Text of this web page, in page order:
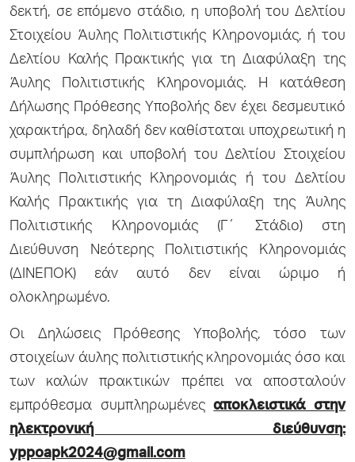
δεκτή, σε επόμενο στάδιο, η υποβολή του Δελτίου
Στοιχείου Άυλης Πολιτιστικής Κληρονομιάς, ή του
Δελτίου Καλής Πρακτικής για τη Διαφύλαξη της
Άυλης Πολιτιστικής Κληρονομιάς. Η κατάθεση
Δήλωσης Πρόθεσης Υποβολής δεν έχει δεσμευτικό
χαρακτήρα, δηλαδή δεν καθίσταται υποχρεωτική η
συμπλήρωση και υποβολή του Δελτίου Στοιχείου
Άυλης Πολιτιστικής Κληρονομιάς ή του Δελτίου
Καλής Πρακτικής για τη Διαφύλαξη της Άυλης
Πολιτιστικής Κληρονομιάς (Γ΄ Στάδιο) στη
Διεύθυνση Νεότερης Πολιτιστικής Κληρονομιάς
(ΔΙΝΕΠΟΚ) εάν αυτό δεν είναι ώριμο ή
ολοκληρωμένο.
Οι Δηλώσεις Πρόθεσης Υποβολής, τόσο των
στοιχείων άυλης πολιτιστικής κληρονομιάς όσο και
των καλών πρακτικών πρέπει να αποσταλούν
εμπρόθεσμα συμπληρωμένεςαποκλειστικά στην
ηλεκτρονική διεύθυνση:
yppoapk2024@gmail.com